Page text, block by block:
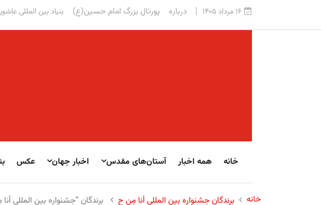
۱۶ مرداد ۱۴۰۵ درباره پورتال بزرگ امام حسین(ع) بنیاد بین المللی
خانه همه اخبار آستان‌های مقدس اخبار جهان عکس
خانه برندگان جشنواره بین المللی أنا مِن ح برندگان “جشنواره بین المللی